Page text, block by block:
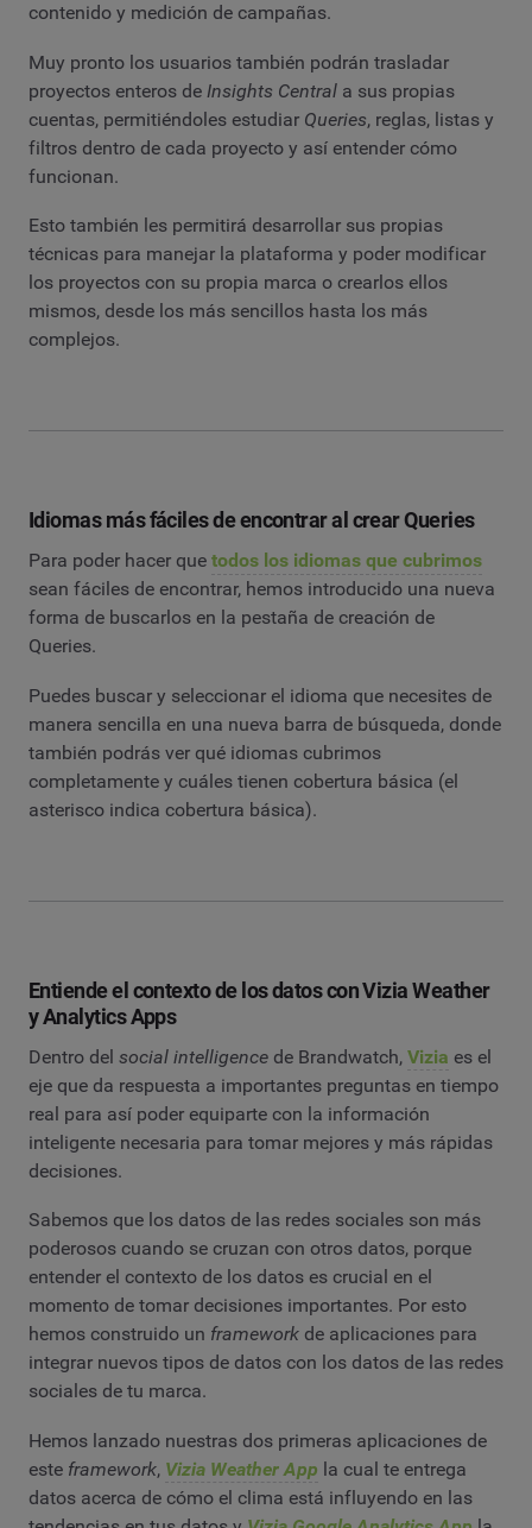
contenido y medición de campañas.
Muy pronto los usuarios también podrán trasladar
proyectos enteros de Insights Central a sus propias
cuentas, permitiéndoles estudiar Queries, reglas, listas y
filtros dentro de cada proyecto y así entender cómo
funcionan.
Esto también les permitirá desarrollar sus propias
técnicas para manejar la plataforma y poder modificar
los proyectos con su propia marca o crearlos ellos
mismos, desde los más sencillos hasta los más
complejos.
Idiomas más fáciles de encontrar al crear Queries
Para poder hacer que todos los idiomas que cubrimos
sean fáciles de encontrar, hemos introducido una nueva
forma de buscarlos en la pestaña de creación de
Queries.
Puedes buscar y seleccionar el idioma que necesites de
manera sencilla en una nueva barra de búsqueda, donde
también podrás ver qué idiomas cubrimos
completamente y cuáles tienen cobertura básica (el
asterisco indica cobertura básica).
Entiende el contexto de los datos con Vizia Weather
y Analytics Apps
Dentro del social intelligence de Brandwatch, Vizia es el
eje que da respuesta a importantes preguntas en tiempo
real para así poder equiparte con la información
inteligente necesaria para tomar mejores y más rápidas
decisiones.
Sabemos que los datos de las redes sociales son más
poderosos cuando se cruzan con otros datos, porque
entender el contexto de los datos es crucial en el
momento de tomar decisiones importantes. Por esto
hemos construido un framework de aplicaciones para
integrar nuevos tipos de datos con los datos de las redes
sociales de tu marca.
Hemos lanzado nuestras dos primeras aplicaciones de
este framework, Vizia Weather App la cual te entrega
datos acerca de cómo el clima está influyendo en las